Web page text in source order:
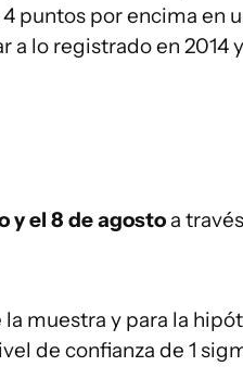
puntos por encima en
a lo registrado en 2014
y el 8 de agosto a
muestra y para la
de confianza de 1